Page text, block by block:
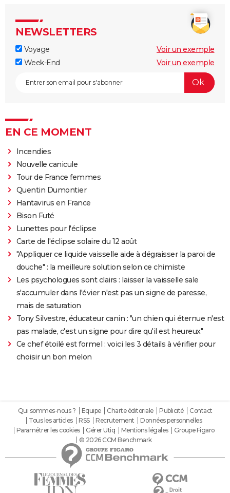
NEWSLETTERS
Voyage
Voir un exemple
Week-End
Voir un exemple
EN CE MOMENT
Incendies
Nouvelle canicule
Tour de France femmes
Quentin Dumontier
Hantavirus en France
Bison Futé
Lunettes pour l'éclipse
Carte de l'éclipse solaire du 12 août
"Appliquer ce liquide vaisselle aide à dégraisser la paroi de
douche" : la meilleure solution selon ce chimiste
Les psychologues sont clairs : laisser la vaisselle sale
s'accumuler dans l'évier n'est pas un signe de paresse,
mais de saturation
Tony Silvestre, éducateur canin : "un chien qui éternue n'est
pas malade, c'est un signe pour dire qu'il est heureux"
Ce chef étoilé est formel : voici les 3 détails à vérifier pour
choisir un bon melon
Qui sommes-nous ? Equipe Charte éditoriale Publicité
Contact
Tous les articles
RSS Recrutement
Données personnelles
Paramétrer les cookies
Gérer Utiq Mentions légales
Groupe Figaro
© 2026 CCM Benchmark